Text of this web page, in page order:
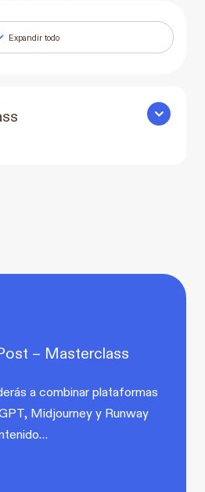
Expandir todo
Lecciones
– Masterclass
a combinar plataformas
Midjourney y Runway